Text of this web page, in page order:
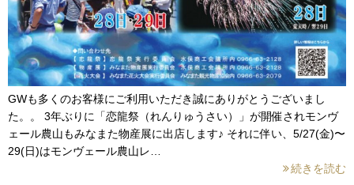
GWも多くのお客様にご利用いただき誠にありがとうございまし
た。。 3年ぶりに「恋龍祭（れんりゅうさい）」が開催されモンヴ
ェール農山もみなまた物産展に出店します♪ それに伴い、5/27(金)〜
29(日)はモンヴェール農山レ…
続きを読む